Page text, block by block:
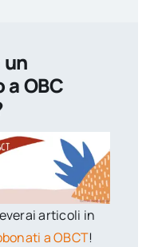
OBC
articoli in
a OBCT!